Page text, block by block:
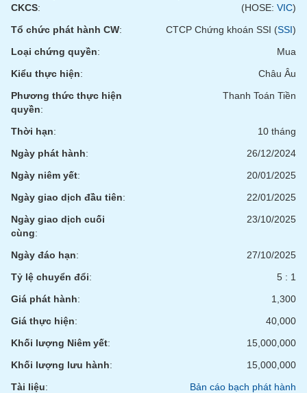
CKCS:
(HOSE: VIC)
Tổ chức phát hành CW: CTCP Chứng khoán SSI (SSI)
Loại chứng quyền:
Mua
Kiểu thực hiện:
Châu Âu
Phương thức thực hiện
quyền:
Thanh Toán Tiền
Thời hạn:
10 tháng
Ngày phát hành:
26/12/2024
Ngày niêm yết:
20/01/2025
Ngày giao dịch đầu tiên:
22/01/2025
Ngày giao dịch cuối
cùng:
23/10/2025
Ngày đáo hạn:
27/10/2025
Tỷ lệ chuyển đổi:
5 : 1
Giá phát hành:
1,300
Giá thực hiện:
40,000
Khối lượng Niêm yết:
15,000,000
Khối lượng lưu hành:
15,000,000
Tài liệu: Bản cáo bạch phát hành
Báo
phân
tích
(-)
ngữ
vụ
Đào
tài
chính